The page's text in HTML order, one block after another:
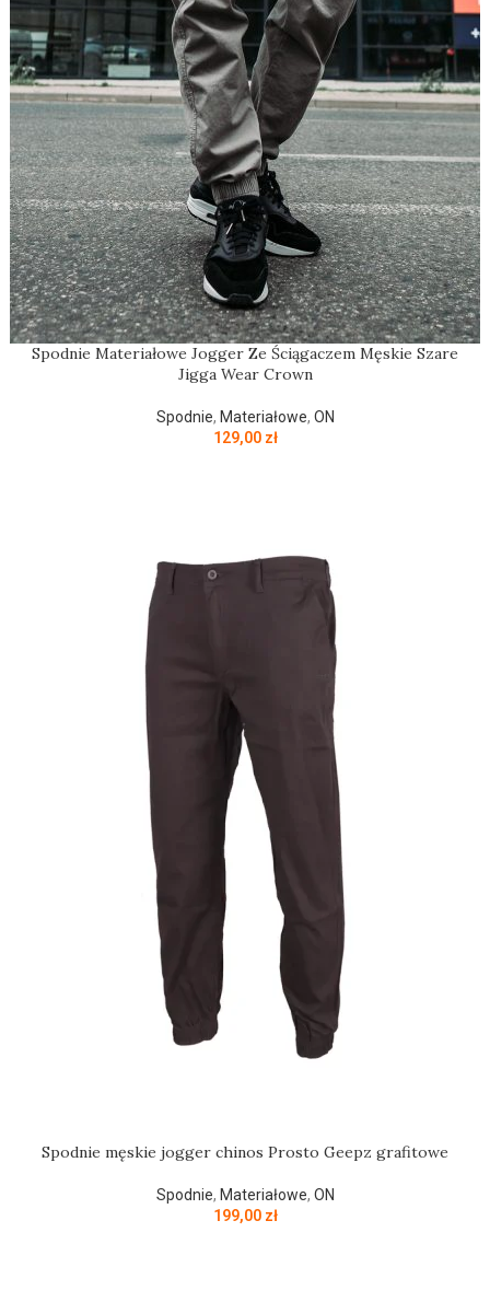
Spodnie Materiałowe Jogger Ze Ściągaczem Męskie Szare
Jigga Wear Crown
Spodnie, Materiałowe, ON
129,00 zł
Spodnie męskie jogger chinos Prosto Geepz grafitowe
Spodnie, Materiałowe, ON
199,00 zł